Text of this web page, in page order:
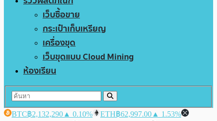
เว็บซื้อขาย
กระเป๋าเก็บเหรียญ
เครื่องขุด
เว็บขุดแบบ Cloud Mining
ห้องเรียน
BTC฿2,132,290 ▲ 0.10% ETH฿62,997.00 ▲ 1.53%